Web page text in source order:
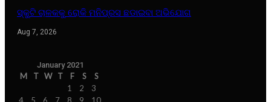
ସ୍କୁଟି ଚାଳକକୁ ରୋକି ମନିପ୍ରସ ଛଡାଇବା ଅଭିଯୋଗ
Aug 7, 2026
January 2021
M T W T F S
S
1
2
3